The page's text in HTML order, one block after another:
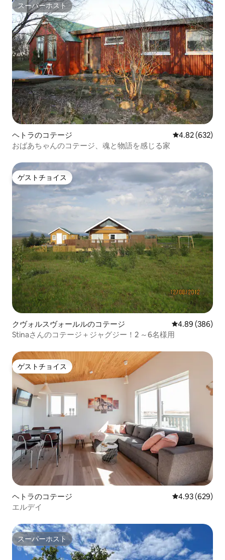
スーパーホスト
スーパーホスト
ヘトラのコテージ レビュー632
4.82 (632)
おばあちゃんのコテージ、魂と物語を感じる家
ゲストチョイス
ゲストチョイス
クヴォルスヴォールルのコテージ レビュー386
4.89 (386)
Stinaさんのコテージ＋ジャグジー！2 ～6名様用
ゲストチョイス
ゲストチョイス
ヘトラのコテージ レビュー629
4.93 (629)
エルデイ
スーパーホスト
スーパーホスト